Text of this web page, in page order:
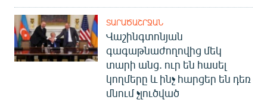
ՏԱՐԱԾԱՇՐՋԱՆ
Վաշինգտոնյան
գագաթնաժողովից մեկ
տարի անց. ուր են հասել
կողմերը և ինչ հարցեր են դեռ
մնում չլուծված